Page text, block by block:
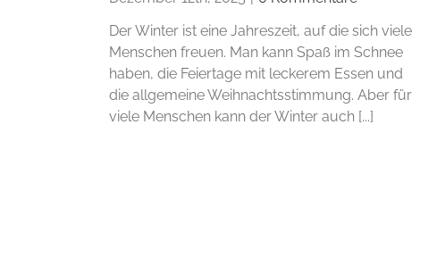
Der Winter ist eine Jahreszeit, auf die sich viele
Menschen freuen. Man kann Spaß im Schnee
haben, die Feiertage mit leckerem Essen und
die allgemeine Weihnachtsstimmung. Aber für
viele Menschen kann der Winter auch [...]